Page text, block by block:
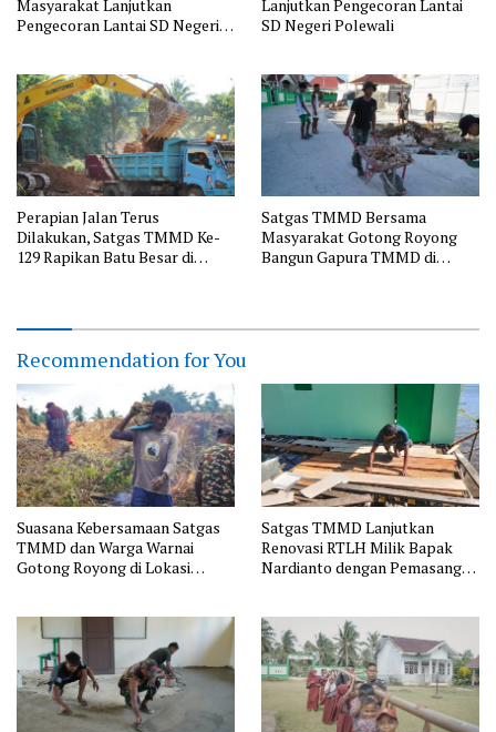
Masyarakat Lanjutkan
Pengecoran Lantai SD Negeri
Lanjutkan Pengecoran Lantai
SD Negeri Polewali
Perapian Jalan Terus
Dilakukan, Satgas TMMD Ke-
129 Rapikan Batu Besar di
Satgas TMMD Bersama
Masyarakat Gotong Royong
Bangun Gapura TMMD di
Recommendation for You
Suasana Kebersamaan Satgas
TMMD dan Warga Warnai
Gotong Royong di Lokasi
Satgas TMMD Lanjutkan
Renovasi RTLH Milik Bapak
Nardianto dengan Pemasangan